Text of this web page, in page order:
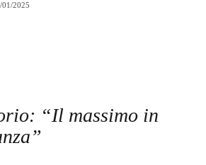
01/2025
“Il massimo in